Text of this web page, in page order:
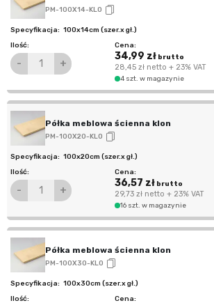
PM-100X14-KLO
100x14cm (szer.x gł.)
- +
34,99 złbrutto
28,45 złnetto + 23% VAT
4 szt. w magazynie
Półka meblowa ścienna klon
PM-100X20-KLO
100x20cm (szer.x gł.)
- +
36,57 złbrutto
29,73 złnetto + 23% VAT
16 szt. w magazynie
Półka meblowa ścienna klon
PM-100X30-KLO
100x30cm (szer.x gł.)